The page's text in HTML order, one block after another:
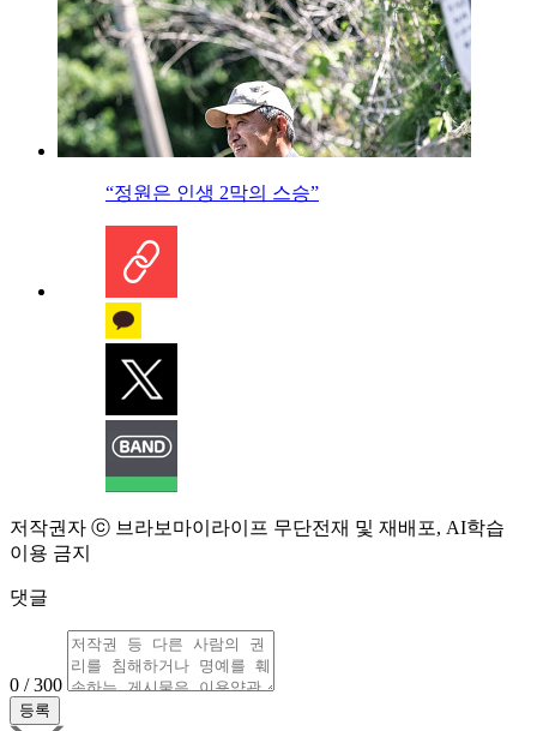
“정원은 인생 2막의 스승”
저작권자 ⓒ 브라보마이라이프 무단전재 및 재배포, AI학습
이용 금지
댓글
0 / 300